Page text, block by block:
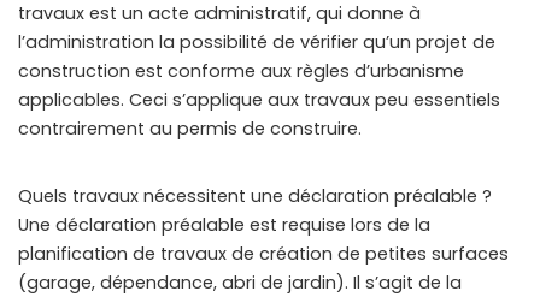
travaux est un acte administratif, qui donne à
l’administration la possibilité de vérifier qu’un projet de
construction est conforme aux règles d’urbanisme
applicables. Ceci s’applique aux travaux peu essentiels
contrairement au permis de construire.
Quels travaux nécessitent une déclaration préalable ?
Une déclaration préalable est requise lors de la
planification de travaux de création de petites surfaces
(garage, dépendance, abri de jardin). Il s’agit de la